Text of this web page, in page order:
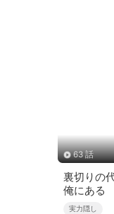
63 話
裏切りの
俺にある
実力隠し